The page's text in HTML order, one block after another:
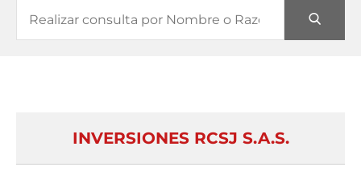
INVERSIONES RCSJ S.A.S.